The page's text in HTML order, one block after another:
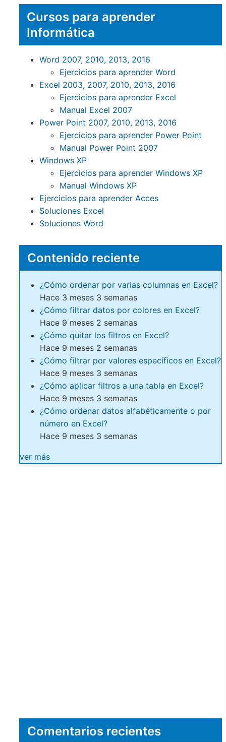
Cursos para aprender
Informática
Word 2007, 2010, 2013, 2016
Ejercicios para aprender Word
Excel 2003, 2007, 2010, 2013, 2016
Ejercicios para aprender Excel
Manual Excel 2007
Power Point 2007, 2010, 2013, 2016
Ejercicios para aprender Power Point
Manual Power Point 2007
Windows XP
Ejercicios para aprender Windows XP
Manual Windows XP
Ejercicios para aprender Acces
Soluciones Excel
Soluciones Word
Contenido reciente
¿Cómo ordenar por varias columnas en Excel?
Hace 3 meses 3 semanas
¿Cómo filtrar datos por colores en Excel?
Hace 9 meses 2 semanas
¿Cómo quitar los filtros en Excel?
Hace 9 meses 2 semanas
¿Cómo filtrar por valores específicos en Excel?
Hace 9 meses 3 semanas
¿Cómo aplicar filtros a una tabla en Excel?
Hace 9 meses 3 semanas
¿Cómo ordenar datos alfabéticamente o por
número en Excel?
Hace 9 meses 3 semanas
ver más
Comentarios recientes